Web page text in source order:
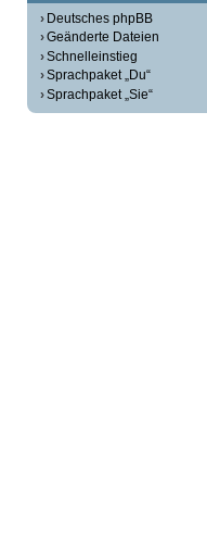
Deutsches phpBB
Geänderte Dateien
Schnelleinstieg
Sprachpaket „Du“
Sprachpaket „Sie“